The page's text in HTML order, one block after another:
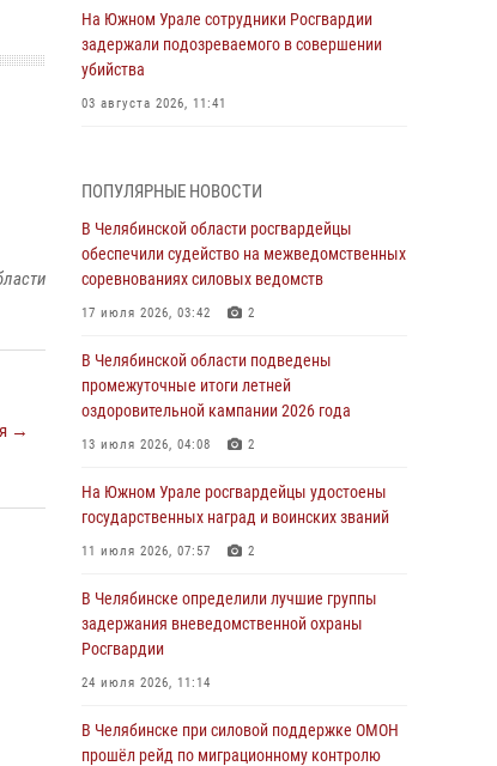
→
На Южном Урале сотрудники Росгвардии
задержали подозреваемого в совершении
убийства
03 августа 2026, 11:41
грабеже
03 августа 2026, 11:25
Росгвардейцы обеспечили безопасность
празднования Дня ВДВ на Южном Урале
Авиация Росгвардии совершила более 250
санитарных вылетов в Донецкой Народной
Республике
Росгвардия обеспечивает безопасность
граждан на южном направлении
В Уральском округе Росгвардии состоялось
заседание оперативного штаба
30 июля 2026, 10:53
ПОПУЛЯРНЫЕ НОВОСТИ
В Челябинской области росгвардейцы
обеспечили судейство на межведомственных
соревнованиях силовых ведомств
17 июля 2026, 03:42 2
В Челябинской области подведены
промежуточные итоги летней
оздоровительной кампании 2026 года
13 июля 2026, 04:08 2
На Южном Урале росгвардейцы удостоены
государственных наград и воинских званий
11 июля 2026, 07:57 2
В Челябинске определили лучшие группы
задержания вневедомственной охраны
Росгвардии
24 июля 2026, 11:14
В Челябинске при силовой поддержке ОМОН
прошёл рейд по миграционному контролю